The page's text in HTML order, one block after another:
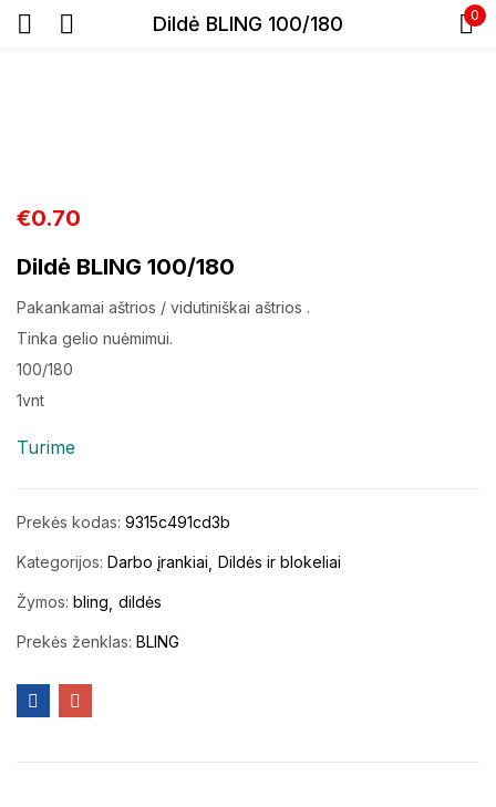
Dildė BLING 100/180 0
€0.70
Dildė BLING 100/180
Pakankamai aštrios / vidutiniškai aštrios .
Tinka gelio nuėmimui.
100/180
1vnt
Turime
Prekės kodas: 9315c491cd3b
Kategorijos: Darbo įrankiai Dildės ir blokeliai
Žymos: bling dildės
Prekės ženklas: BLING
Prisiminti slaptažodį